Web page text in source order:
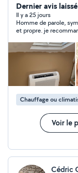
chantiers.
de fuite, pose de
sanitaires Je
et la satisfaction
contacter pour
Dernier avis
Il y a 25 jours
Homme de parole,
et propre. je
Chauffage ou
Voir le
Cédric